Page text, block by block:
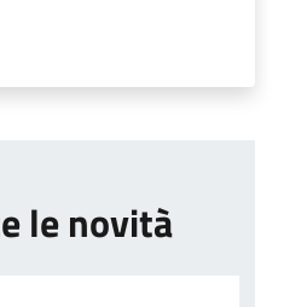
le novità